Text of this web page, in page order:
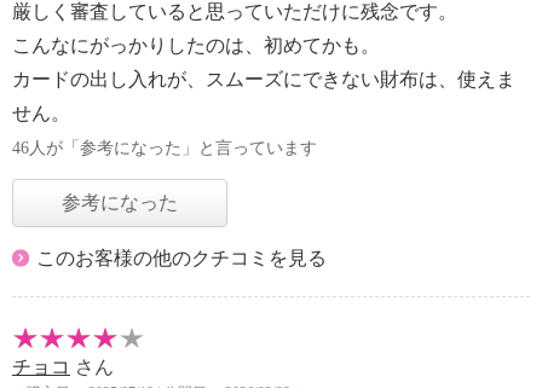
厳しく審査していると思っていただけに残念です。
こんなにがっかりしたのは、初めてかも。
カードの出し入れが、スムーズにできない財布は、使えま
せん。
46人が「参考になった」と言っています
参考になった
このお客様の他のクチコミを見る
チョコ さん